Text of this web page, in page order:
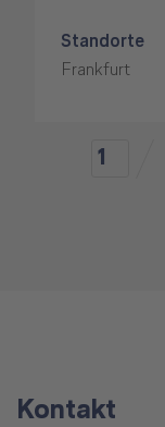
Standorte
Frankfurt
1
Kontakt